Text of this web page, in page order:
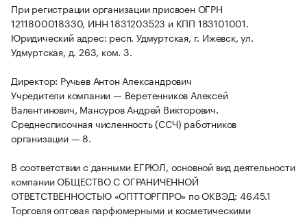
При регистрации организации присвоен ОГРН
1211800018330, ИНН 1831203523 и КПП 183101001.
Юридический адрес: респ. Удмуртская, г. Ижевск, ул.
Удмуртская, д. 263, ком. 3.
Директор: Ручьев Антон Александрович
Учредители компании — Веретенников Алексей
Валентинович, Мансуров Андрей Викторович.
Среднесписочная численность (ССЧ) работников
организации — 8.
В соответствии с данными ЕГРЮЛ, основной вид деятельности
компании ОБЩЕСТВО С ОГРАНИЧЕННОЙ
ОТВЕТСТВЕННОСТЬЮ «ОПТТОРГПРО» по ОКВЭД: 46.45.1
Торговля оптовая парфюмерными и косметическими